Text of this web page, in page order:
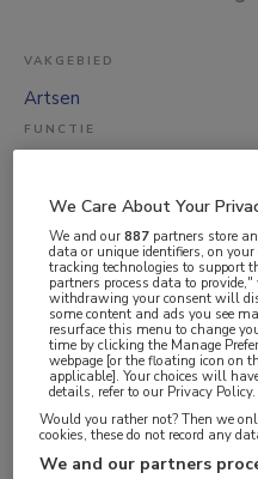
VAKGEBIED
Artsen
FUNCTIE
BRANCHE
Ziekenhuis
AANSTELLING
Niet nader bepaald
PLAATSINGSDATUM
7 mei 2026
NIVEAU
HBO
ERVARING
We Care About Your
We and our887 partners store
data or unique identifiers, on your
tracking technologies to support
partners process data to
withdrawing your consent will
some content and ads you see
resurface this menu to change
time by clicking the Manage
webpage [or the floating icon on
applicable]. Your choices will
details, refer to our Privacy Policy.
Would you rather not? Then we
cookies, these do not record any
We and our partners